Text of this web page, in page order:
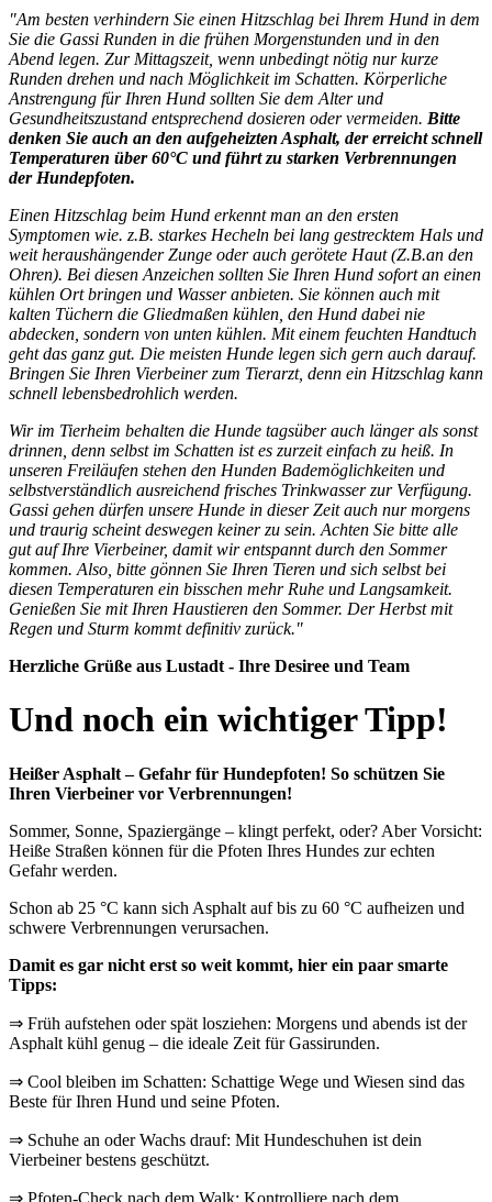
"Am besten verhindern Sie einen Hitzschlag bei Ihrem Hund in dem
Sie die Gassi Runden in die frühen Morgenstunden und in den
Abend legen. Zur Mittagszeit, wenn unbedingt nötig nur kurze
Runden drehen und nach Möglichkeit im Schatten. Körperliche
Anstrengung für Ihren Hund sollten Sie dem Alter und
Gesundheitszustand entsprechend dosieren oder vermeiden. Bitte
denken Sie auch an den aufgeheizten Asphalt, der erreicht schnell
Temperaturen über 60°C und führt zu starken Verbrennungen
der Hundepfoten.
Einen Hitzschlag beim Hund erkennt man an den ersten
Symptomen wie. z.B. starkes Hecheln bei lang gestrecktem Hals und
weit heraushängender Zunge oder auch gerötete Haut (Z.B.an den
Ohren). Bei diesen Anzeichen sollten Sie Ihren Hund sofort an einen
kühlen Ort bringen und Wasser anbieten. Sie können auch mit
kalten Tüchern die Gliedmaßen kühlen, den Hund dabei nie
abdecken, sondern von unten kühlen. Mit einem feuchten Handtuch
geht das ganz gut. Die meisten Hunde legen sich gern auch darauf.
Bringen Sie Ihren Vierbeiner zum Tierarzt, denn ein Hitzschlag kann
schnell lebensbedrohlich werden.
Wir im Tierheim behalten die Hunde tagsüber auch länger als sonst
drinnen, denn selbst im Schatten ist es zurzeit einfach zu heiß. In
unseren Freiläufen stehen den Hunden Bademöglichkeiten und
selbstverständlich ausreichend frisches Trinkwasser zur Verfügung.
Gassi gehen dürfen unsere Hunde in dieser Zeit auch nur morgens
und traurig scheint deswegen keiner zu sein. Achten Sie bitte alle
gut auf Ihre Vierbeiner, damit wir entspannt durch den Sommer
kommen. Also, bitte gönnen Sie Ihren Tieren und sich selbst bei
diesen Temperaturen ein bisschen mehr Ruhe und Langsamkeit.
Genießen Sie mit Ihren Haustieren den Sommer. Der Herbst mit
Regen und Sturm kommt definitiv zurück."
Herzliche Grüße aus Lustadt - Ihre Desiree und Team
Und noch ein wichtiger Tipp!
Heißer Asphalt – Gefahr für Hundepfoten! So schützen Sie
Ihren Vierbeiner vor Verbrennungen!
Sommer, Sonne, Spaziergänge – klingt perfekt, oder? Aber Vorsicht:
Heiße Straßen können für die Pfoten Ihres Hundes zur echten
Gefahr werden.
Schon ab 25 °C kann sich Asphalt auf bis zu 60 °C aufheizen und
schwere Verbrennungen verursachen.
Damit es gar nicht erst so weit kommt, hier ein paar smarte
Tipps:
⇒ Früh aufstehen oder spät losziehen: Morgens und abends ist der
Asphalt kühl genug – die ideale Zeit für Gassirunden.
⇒ Cool bleiben im Schatten: Schattige Wege und Wiesen sind das
Beste für Ihren Hund und seine Pfoten.
⇒ Schuhe an oder Wachs drauf: Mit Hundeschuhen ist dein
Vierbeiner bestens geschützt.
⇒ Pfoten-Check nach dem Walk: Kontrolliere nach dem